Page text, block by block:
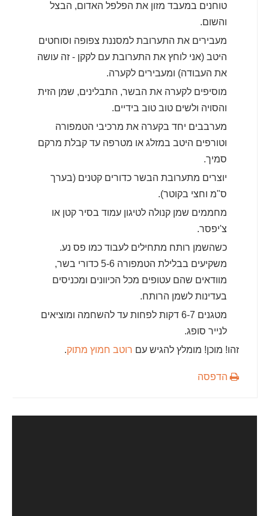
טוחנים במעבד מזון את הפלפל האדום, הבצל
והשום.
מעבירים את התערובת למסננת צפופה וסוחטים
היטב (אני לוחץ את התערובת עם לקקן - זה עושה
את העבודה) ומעבירים לקערה.
מוסיפים לקערה את הבשר, התבלינים, שמן הזית
והסויה ולשים טוב טוב בידיים.
מערבבים יחד בקערה את מרכיבי הטמפורה
וטורפים היטב במזלג או מטרפה עד קבלת מרקם
סמיך.
יוצרים מתערובת הבשר כדורים קטנים (בערך
ס"מ וחצי בקוטר).
מחממים שמן קנולה לטיגון עמוד בסיר קטן או
צ'יפסר.
כשהשמן רותח מתחילים לעבוד כמו פס נע.
משקיעים בבלילת הטמפורה 5-6 כדורי בשר,
מוודאים שהם עטופים מכל הכיוונים ומכניסים
בעדינות לשמן הרותח.
מטגנים 6-7 דקות לפחות עד להשחמה ומוציאים
לנייר סופג.
זהו! מוכן! מומלץ להגיש עם רוטב חמוץ מתוק.
הדפסה